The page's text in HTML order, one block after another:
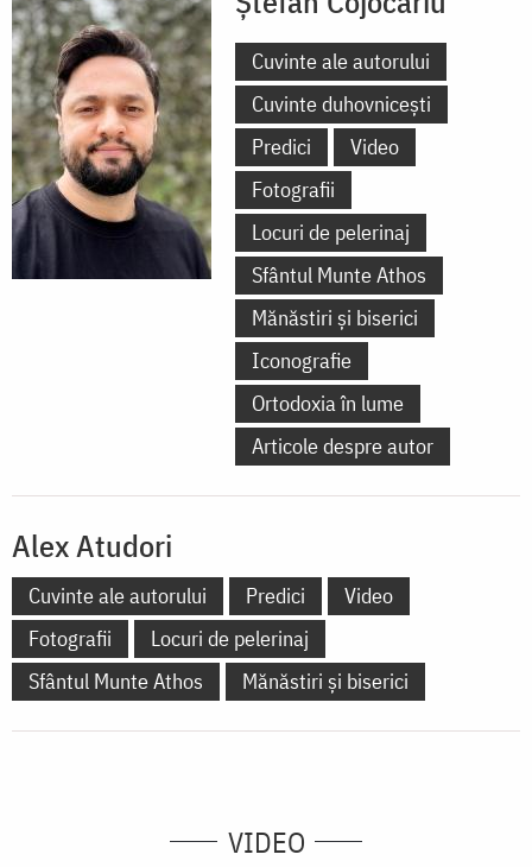
Cuvinte ale autorului
Cuvinte duhovnicești
Predici
Video
Fotografii
Locuri de pelerinaj
Sfântul Munte Athos
Mănăstiri și biserici
Iconografie
Ortodoxia în lume
Articole despre autor
Alex Atudori
Cuvinte ale autorului Predici
Video
Fotografii
Locuri de pelerinaj
Sfântul Munte Athos
Mănăstiri și biserici
VIDEO